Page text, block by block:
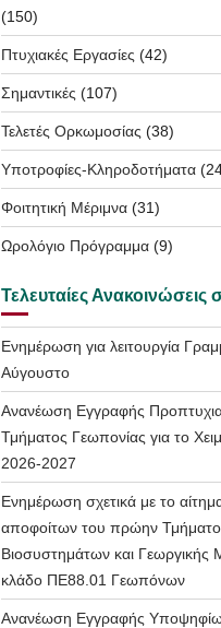
(150)
Πτυχιακές Εργασίες (42)
Σημαντικές (107)
Τελετές Ορκωμοσίας (38)
Υποτροφίες-Κληροδοτήματα
Φοιτητική Μέριμνα(31)
Ωρολόγιο Πρόγραμμα(9)
Τελευταίες Ανακοινώσεις
Ενημέρωση για λειτουργία
Αύγουστο
Ανανέωση Εγγραφής
Τμήματος Γεωπονίας για το
2026-2027
Ενημέρωση σχετικά με το
αποφοίτων του πρώην
Βιοσυστημάτων και Γεωργικής
κλάδο ΠΕ88.01 Γεωπόνων
Ανανέωση Εγγραφής